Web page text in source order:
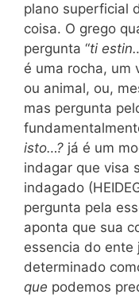
plano superficial
coisa. O grego
pergunta “ti
é uma rocha, um
ou animal, ou,
mas pergunta
isto…? já é um
indagar que visa
indagado
pergunta pela
aponta que sua
essencia do ente
determinado
que podemos